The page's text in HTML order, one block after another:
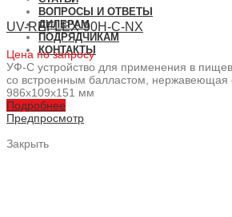
ВОПРОСЫ И ОТВЕТЫ
ДИЛЕРАМ
ПОДРЯДЧИКАМ
КОНТАКТЫ
UV-REFLEX-90H-C-NX
Цена по запросу
УФ-С устройство для применения в
со встроенным балластом, нержавеющая
986x109x151 мм
Подробнее
Предпросмотр
Закрыть